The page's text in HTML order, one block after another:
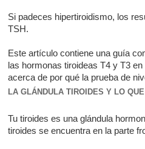
Si padeces hipertiroidismo, los
TSH.
Este artículo contiene una guía
las hormonas tiroideas T4 y T3
acerca de por qué la prueba de
LA GLÁNDULA TIROIDES Y LO
Tu tiroides es una glándula
tiroides se encuentra en la parte